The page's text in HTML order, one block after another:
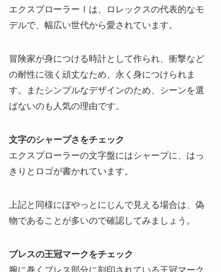
エクスプローラーⅠは、ロレックスの代表的なモ
デルで、幅広い世代から愛されています。
冒険家が身につける時計として作られ、衝撃など
の耐性に強く頑丈なため、永く身につけられま
す。またシンプルなデザインのため、シーンを選
ばないのも人気の理由です。
文字のシャープさをチェック
エクスプローラーの文字盤にはシャープに、はっ
きりとロゴが書かれています。
上記と同様にぼやっとにじんで見える場合は、偽
物であることが多いので確認してみましょう。
ブレスの王冠マークをチェック
腕に巻くブレス部分に刻印されている王冠マーク